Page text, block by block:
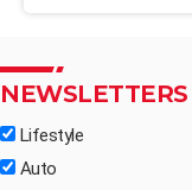
NEWSLETTERS
Lifestyle
Auto